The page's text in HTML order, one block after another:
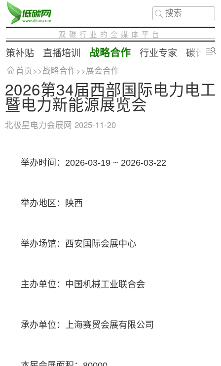
双碳行业的全媒体平台
策补贴 直播培训 战略合作 行业专家 碳计算
首页>>战略合作>>展会合作
2026第34届西部国际电力电工
暨电力新能源展览会
北极星电力会展网 2025-11-20
举办时间：2026-03-19 ~ 2026-03-22
举办地区：陕西
举办场馆：西安国际会展中心
主办单位：中国机械工业联合会
承办单位：上海赛贸会展有限公司